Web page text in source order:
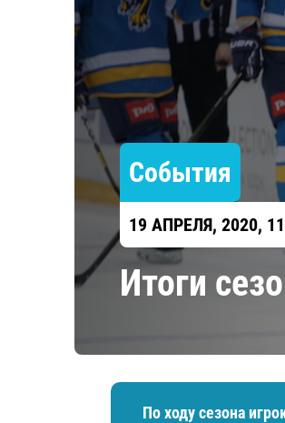
ЦСКА
События
19 АПРЕЛЯ, 2020,
​Итоги
По ходу сезона